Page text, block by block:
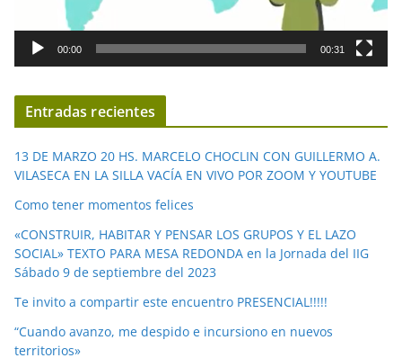
d
í
d
e
o
00:00 00:31
Entradas recientes
13 DE MARZO 20 HS. MARCELO CHOCLIN CON GUILLERMO A.
VILASECA EN LA SILLA VACÍA EN VIVO POR ZOOM Y YOUTUBE
Como tener momentos felices
«CONSTRUIR, HABITAR Y PENSAR LOS GRUPOS Y EL LAZO
SOCIAL» TEXTO PARA MESA REDONDA en la Jornada del IIG
Sábado 9 de septiembre del 2023
Te invito a compartir este encuentro PRESENCIAL!!!!!
“Cuando avanzo, me despido e incursiono en nuevos
territorios»